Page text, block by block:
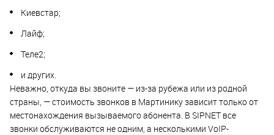
Киевстар;
Лайф;
Теле2;
и других.
Неважно, откуда вы звоните — из-за рубежа или из родной
страны, — стоимость звонков в Мартинику зависит только от
местонахождения вызываемого абонента. В SIPNET все
звонки обслуживаются не одним, а несколькими VoIP-